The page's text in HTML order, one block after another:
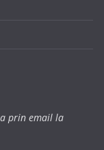
prin email la